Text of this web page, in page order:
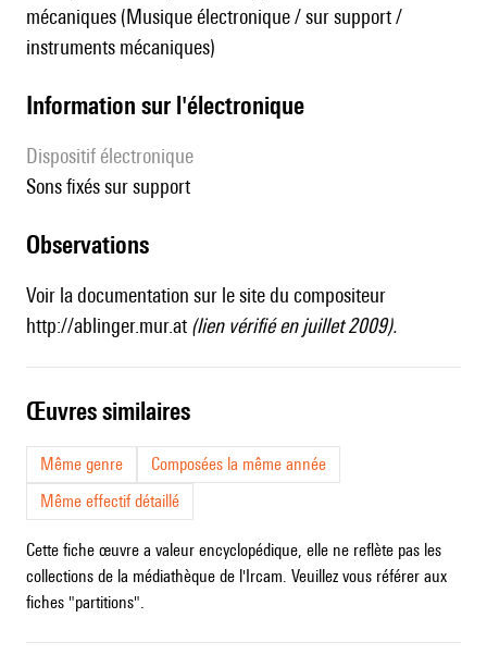
mécaniques (Musique électronique / sur support /
instruments mécaniques)
Information sur l'électronique
Dispositif électronique
sons fixés sur support
observations
Voir la documentation sur le site du compositeur
http://ablinger.mur.at (lien vérifié en juillet 2009).
œuvres similaires
Même genre
Composées la même année
Même effectif détaillé
Cette fiche œuvre a valeur encyclopédique, elle ne reflète pas les
collections de la médiathèque de l'Ircam. Veuillez vous référer aux
fiches "partitions".